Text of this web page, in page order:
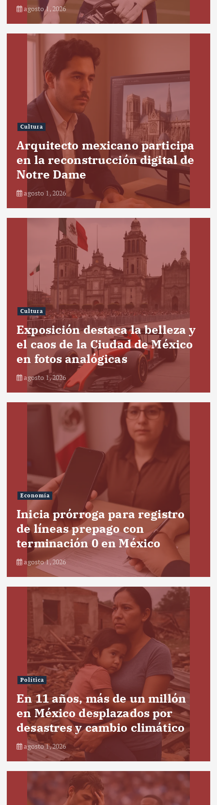
agosto 1, 2026
Cultura
Arquitecto mexicano participa
en la reconstrucción digital de
Notre Dame
agosto 1, 2026
Cultura
Exposición destaca la belleza y
el caos de la Ciudad de México
en fotos analógicas
agosto 1, 2026
Economía
Inicia prórroga para registro
de líneas prepago con
terminación 0 en México
agosto 1, 2026
Política
En 11 años, más de un millón
en México desplazados por
desastres y cambio climático
agosto 1, 2026